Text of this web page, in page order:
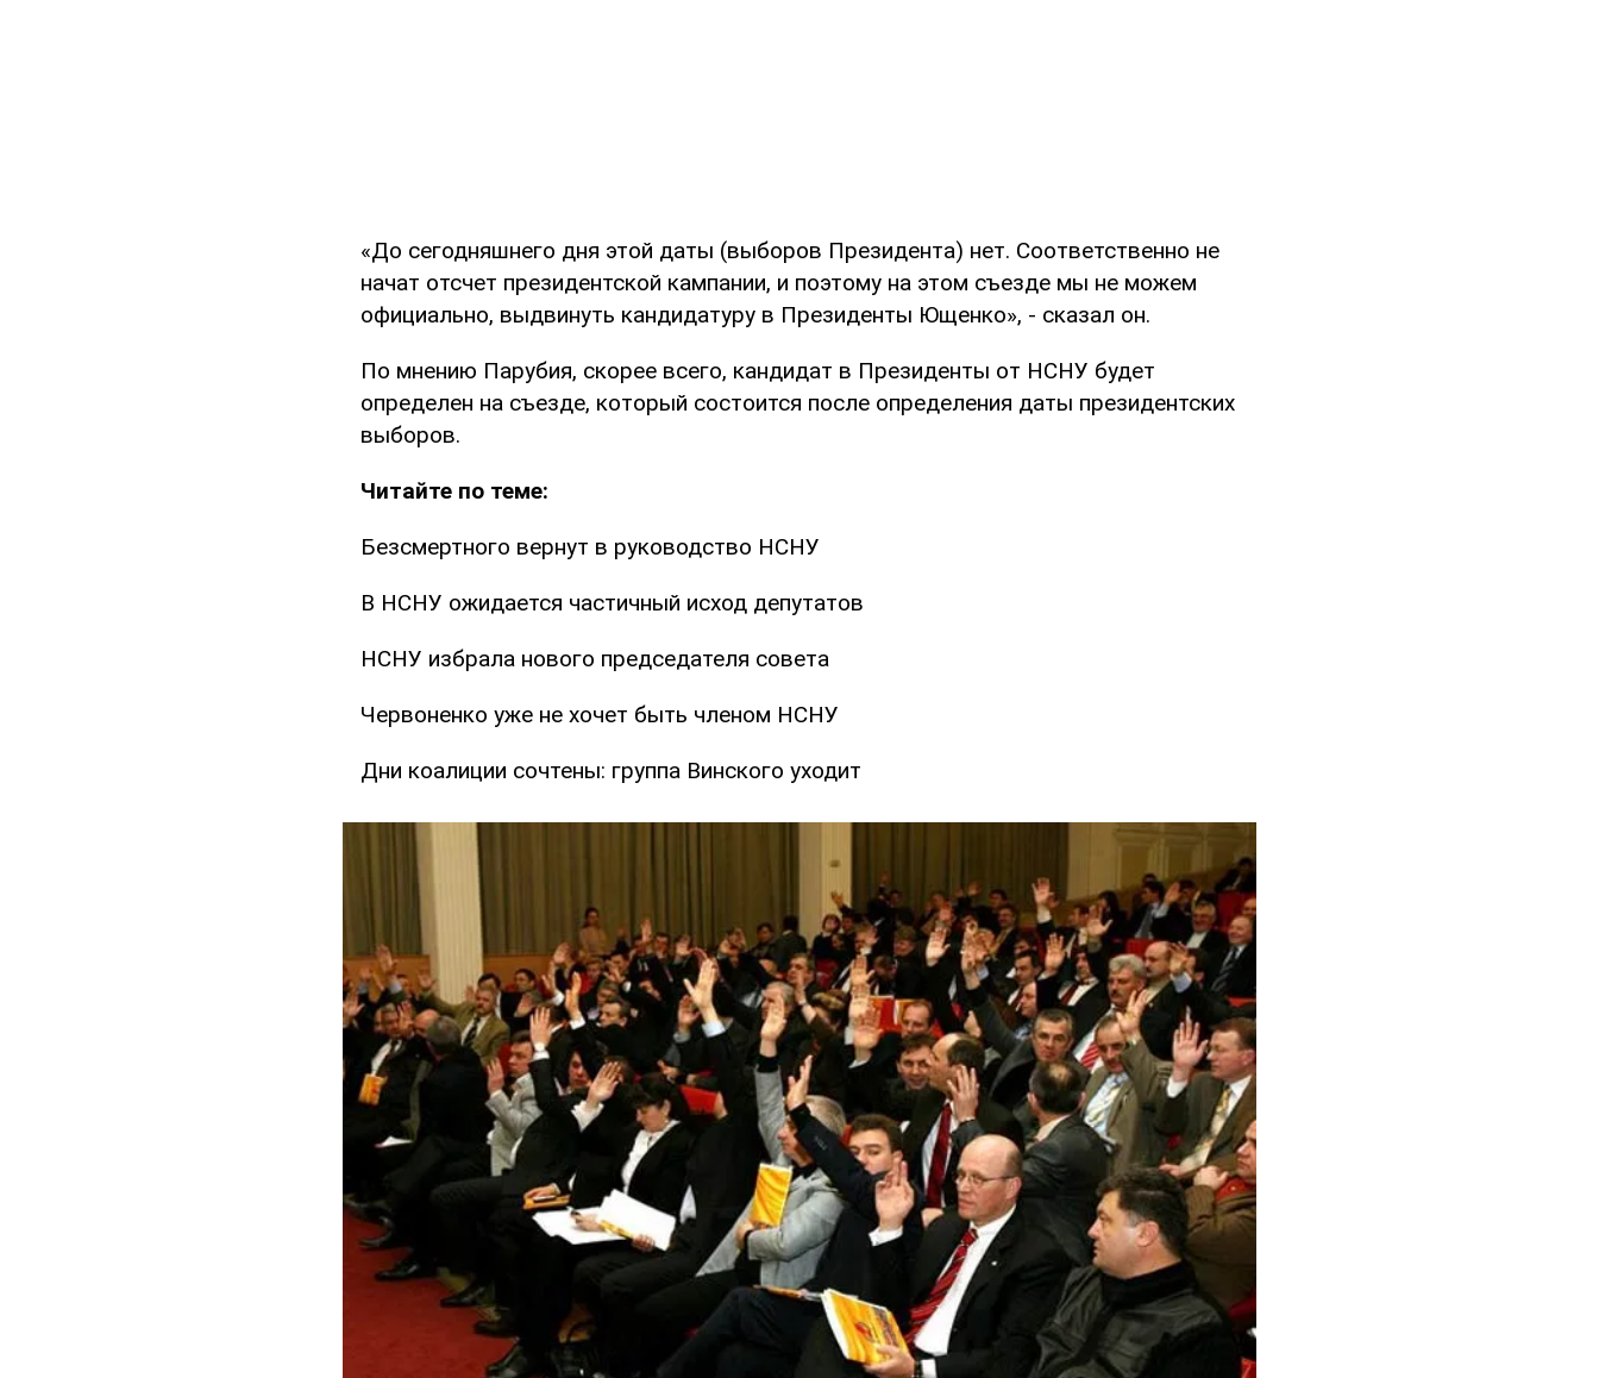
«До сегодняшнего дня этой даты (выборов Президента) нет. Соответственно не
начат отсчет президентской кампании, и поэтому на этом съезде мы не можем
официально, выдвинуть кандидатуру в Президенты Ющенко», - сказал он.
По мнению Парубия, скорее всего, кандидат в Президенты от НСНУ будет
определен на съезде, который состоится после определения даты президентских
выборов.
Читайте по теме:
Безсмертного вернут в руководство НСНУ
В НСНУ ожидается частичный исход депутатов
НСНУ избрала нового председателя совета
Червоненко уже не хочет быть членом НСНУ
Дни коалиции сочтены: группа Винского уходит